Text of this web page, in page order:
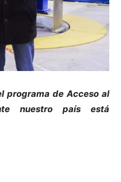
programa de Acceso al
nuestro país está